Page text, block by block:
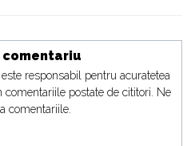
comentariu
responsabil pentru acuratetea
comentariile postate de cititori. Ne
comentariile.